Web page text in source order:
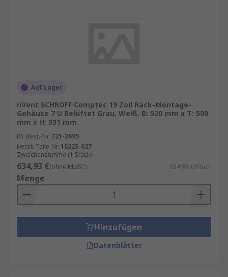
Auf Lager
nVent SCHROFF Comptec 19 Zoll Rack-Montage-
Gehäuse 7 U Belüftet Grau, Weiß, B: 520 mm x T: 500
mm x H: 331 mm
RS Best.-Nr. 721-2695
Herst. Teile-Nr. 10225-627
Zwischensumme (1 Stück)
634,93 €(ohne MwSt.) 634,93 €/Stück
Menge
Hinzufügen
Datenblätter